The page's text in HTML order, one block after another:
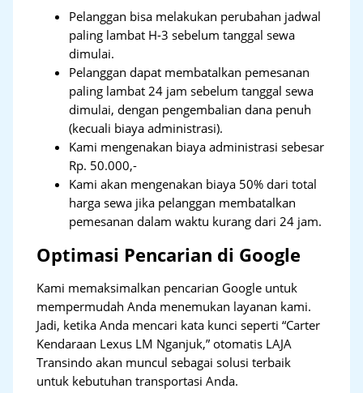
Pelanggan bisa melakukan perubahan jadwal
paling lambat H-3 sebelum tanggal sewa
dimulai.
Pelanggan dapat membatalkan pemesanan
paling lambat 24 jam sebelum tanggal sewa
dimulai, dengan pengembalian dana penuh
(kecuali biaya administrasi).
Kami mengenakan biaya administrasi sebesar
Rp. 50.000,-
Kami akan mengenakan biaya 50% dari total
harga sewa jika pelanggan membatalkan
pemesanan dalam waktu kurang dari 24 jam.
Optimasi Pencarian di Google
Kami memaksimalkan pencarian Google untuk
mempermudah Anda menemukan layanan kami.
Jadi, ketika Anda mencari kata kunci seperti “Carter
Kendaraan Lexus LM Nganjuk,” otomatis LAJA
Transindo akan muncul sebagai solusi terbaik
untuk kebutuhan transportasi Anda.